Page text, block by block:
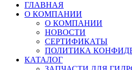
ГЛАВНАЯ
О КОМПАНИИ
О КОМПАНИИ
НОВОСТИ
СЕРТИФИКАТЫ
ПОЛИТИКА
КАТАЛОГ